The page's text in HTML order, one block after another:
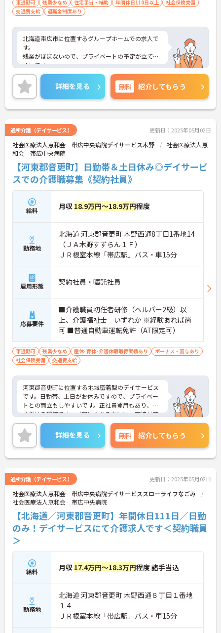
車通勤可 残業少なめ 住宅手当・補助 年間休日110日以上
社会保険完備
交通費支給
退職金制度あり
北海道帯広市に位置するグループホームでの求人で
す。
残業がほぼないので、プライベートの予定が立てや
すいです。
ご興味のある方は、お気軽にお問い合わせくださ
い。
詳細を見る 無料 紹介してもらう
通所介護（デイサービス） 更新日：2025年05月02日
社会医療法人恵和会 帯広中央病院デイサービス木野
社会医療法人恵
和会 帯広中央病院
【河東郡音更町】日勤帯＆土日休み◎デイサービ
スでの介護職募集《契約社員》
給料 月収 18.9万円～18.9万円程度
勤務地
北海道 河東郡音更町 木野西通8丁目1番地14
（ＪＡ木野すずらん１Ｆ）
ＪＲ根室本線「帯広駅」バス・車15分
雇用形態 契約社員・嘱託社員
応募要件
■介護職員初任者研修（ヘルパー2級）以
上、介護福祉士 いずれか ※経験あれば尚
可 ■普通自動車運転免許（AT限定可）
車通勤可 残業少なめ 産休･育休･介護休暇取得実績あり
ボーナス・賞与あり
社会保険完備
交通費支給
河東郡音更町に位置する地域密着型のデイサービス
です。日勤帯、土日がお休みですので、プライベー
トとの両立もしやすいです。正社員登用もあり、長
く働ける環境です。ご興味のある方には、面接対策
ポイントなど、さらに詳細をお話しいたしますので
お気軽にご相談ください！
詳細を見る 無料 紹介してもらう
通所介護（デイサービス） 更新日：2025年05月02日
社会医療法人恵和会 帯広中央病院デイサービススローライフなごみ
社会医療法人恵和会 帯広中央病院
【北海道／河東郡音更町】年間休日111日／日勤
のみ！デイサービスにて介護求人です＜契約職員
＞
給料 月収 17.4万円～18.3万円程度 諸手当込
勤務地
北海道 河東郡音更町 木野西通８丁目１番地
１４
ＪＲ根室本線「帯広駅」バス・車15分